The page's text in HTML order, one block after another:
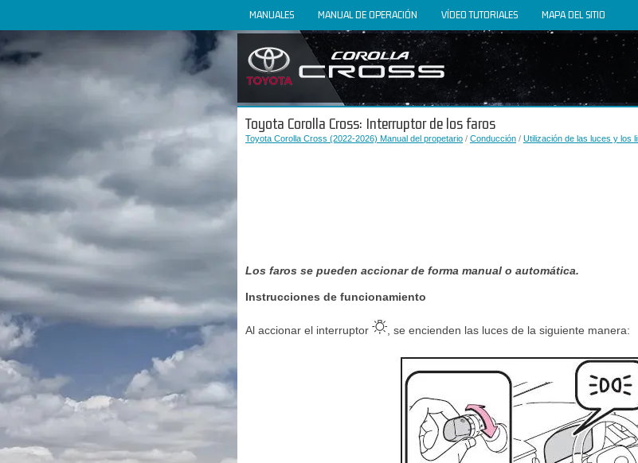
MANUALES MANUAL DE OPERACIÓN VÍDEO TUTORIALES MAPA DEL SITIO
Toyota Corolla Cross: Interruptor de los faros
Toyota Corolla Cross (2022-2026) Manual del propetario / Conducción / Utilización de las luces y los
Los faros se pueden accionar de forma manual o automática.
Instrucciones de funcionamiento
Al accionar el interruptor , se encienden las luces de la siguiente manera: